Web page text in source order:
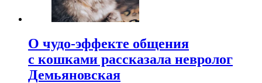
О чудо-эффекте общения
с кошками рассказала невролог
Демьяновская